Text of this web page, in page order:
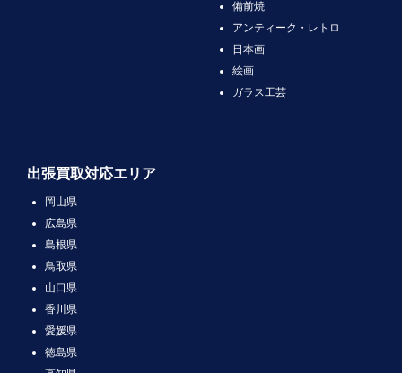
備前焼
アンティーク・レトロ
日本画
絵画
ガラス工芸
出張買取対応エリア
岡山県
広島県
島根県
鳥取県
山口県
香川県
愛媛県
徳島県